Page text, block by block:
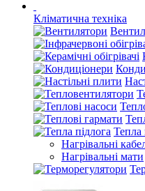
Кліматична техніка
Тепла
Нагрівальні
Нагрівальні мати